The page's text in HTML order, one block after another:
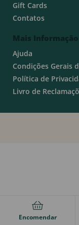
Gift Cards
Contatos
Mais Informação
Ajuda
Condições Gerais
Política de
Livro de
Encomendar